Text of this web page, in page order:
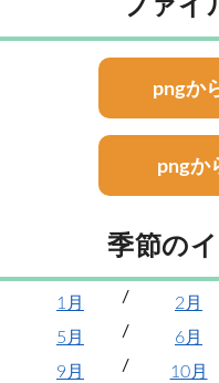
ファイ
pngか
pngか
季節の
1月 2月
5月
6月
9月
10月